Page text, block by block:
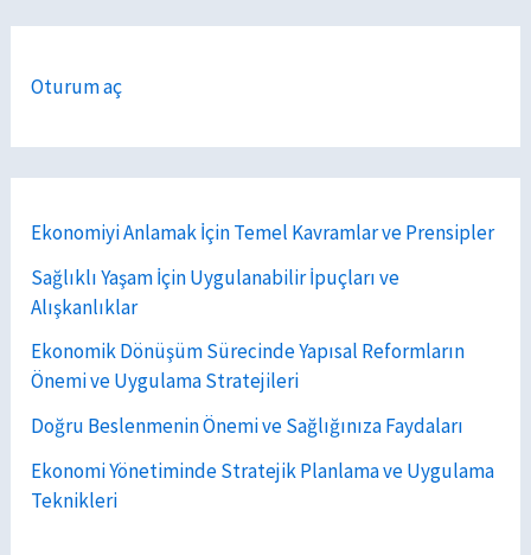
Oturum aç
Ekonomiyi Anlamak İçin Temel Kavramlar ve Prensipler
Sağlıklı Yaşam İçin Uygulanabilir İpuçları ve
Alışkanlıklar
Ekonomik Dönüşüm Sürecinde Yapısal Reformların
Önemi ve Uygulama Stratejileri
Doğru Beslenmenin Önemi ve Sağlığınıza Faydaları
Ekonomi Yönetiminde Stratejik Planlama ve Uygulama
Teknikleri